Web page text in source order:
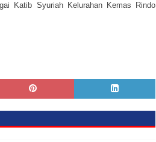
Katib Syuriah Kelurahan Kemas Rindo